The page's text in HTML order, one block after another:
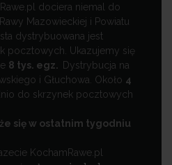
dociera niemal do
Mazowieckiej i Powiatu
dystrybuowana jest
pocztowych. Ukazujemy się
8 tys. egz.
Dystrybucja na
i Głuchowa. Około 4
do skrzynek pocztowych
się w ostatnim tygodniu
KochamRawe.pl